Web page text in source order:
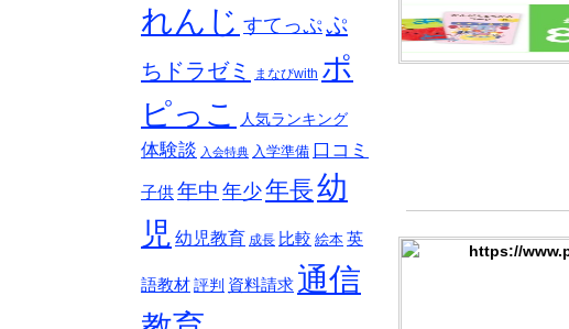
れんじ すてっぷぷ
ちドラゼミ
まなびwith ポ
ピっこ
人気ランキング
体験談 入会特典 入学準備 口コミ
子供年中 年少年長幼
児 幼児教育 成長 比較 絵本 英
語教材 評判 資料請求 通信